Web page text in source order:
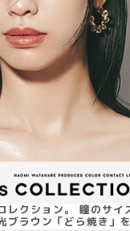
レクション。 瞳のサ
ラウン「どら焼き」